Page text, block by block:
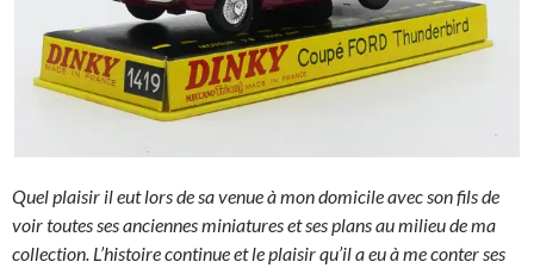
Quel plaisir il eut lors de sa venue à mon domicile avec son fils de
voir toutes ses anciennes miniatures et ses plans au milieu de ma
collection. L’histoire continue et le plaisir qu’il a eu à me conter ses